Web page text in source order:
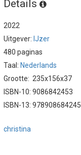
Details
2022
Uitgever: IJzer
480 paginas
Taal: Nederlands
Grootte: 235x156x37
ISBN-10: 9086842453
ISBN-13:
christina